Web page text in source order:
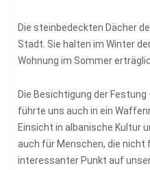
Die steinbedeckten Dächer
Stadt. Sie halten im Winter
Wohnung im Sommer
Die Besichtigung der
führte uns auch in ein
Einsicht in albanische Kultur
auch für Menschen, die nicht
interessanter Punkt auf